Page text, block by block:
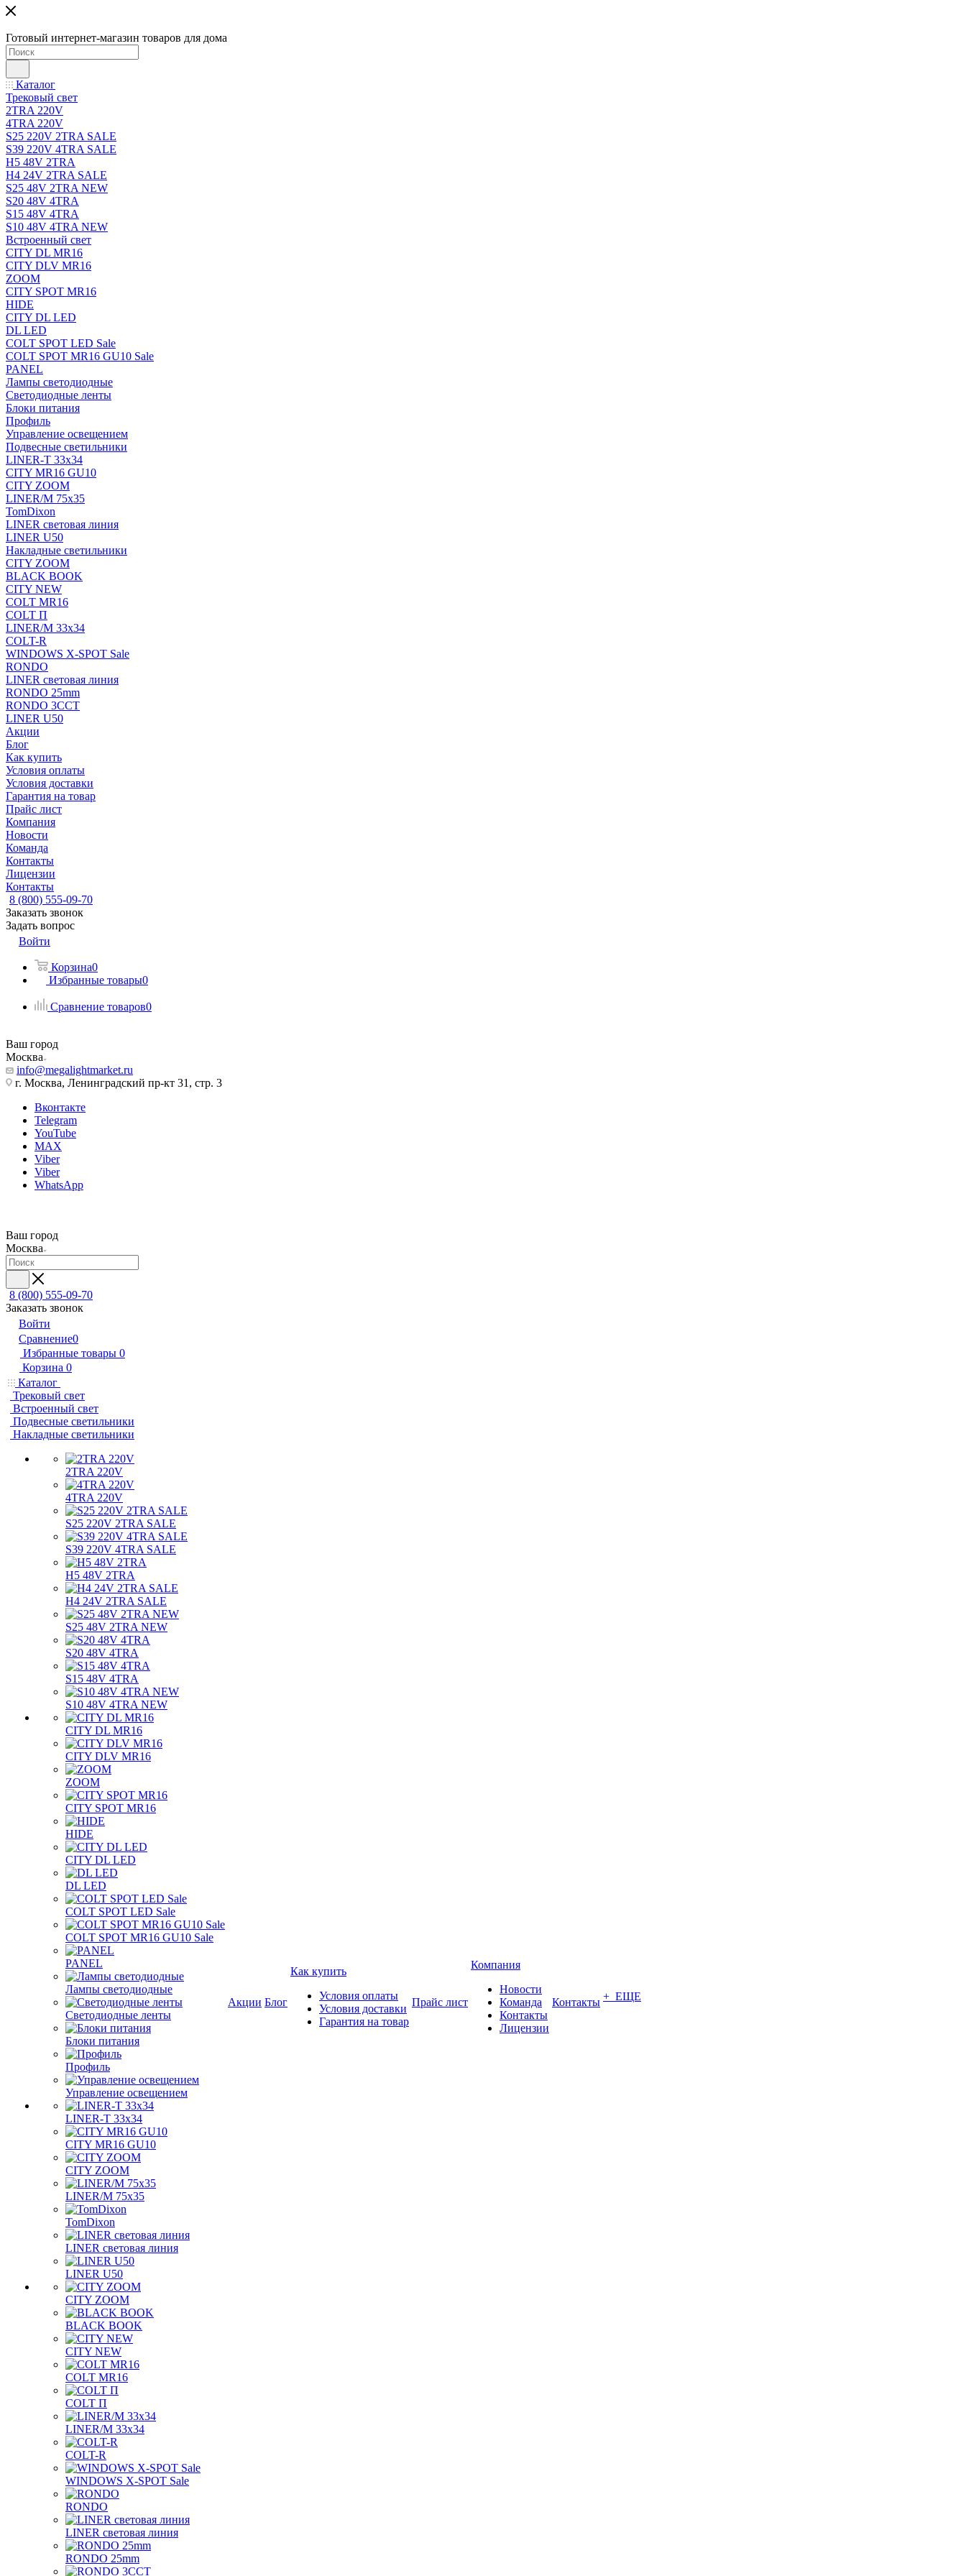
Готовый интернет-магазин товаров для дома
Каталог
Трековый свет
2TRA 220V
4TRA 220V
S25 220V 2TRA SALE
S39 220V 4TRA SALE
H5 48V 2TRA
H4 24V 2TRA SALE
S25 48V 2TRA NEW
S20 48V 4TRA
S15 48V 4TRA
S10 48V 4TRA NEW
Встроенный свет
CITY DL MR16
CITY DLV MR16
ZOOM
CITY SPOT MR16
HIDE
CITY DL LED
DL LED
COLT SPOT LED Sale
COLT SPOT MR16 GU10 Sale
PANEL
Лампы светодиодные
Светодиодные ленты
Блоки питания
Профиль
Управление освещением
Подвесные светильники
LINER-T 33x34
CITY MR16 GU10
CITY ZOOM
LINER/M 75х35
TomDixon
LINER световая линия
LINER U50
Накладные светильники
CITY ZOOM
BLACK BOOK
CITY NEW
COLT MR16
COLT П
LINER/М 33х34
COLT-R
WINDOWS X-SPOT Sale
RONDO
LINER световая линия
RONDO 25mm
RONDO 3CCT
LINER U50
Акции
Блог
Как купить
Условия оплаты
Условия доставки
Гарантия на товар
Прайс лист
Компания
Новости
Команда
Контакты
Лицензии
Контакты
8 (800) 555-09-70
Заказать звонок
Задать вопрос
Войти
Корзина0
Избранные товары0
Сравнение товаров0
Ваш город
Москва
info@megalightmarket.ru
г. Москва, Ленинградский пр-кт 31, стр. 3
Вконтакте
Telegram
YouTube
MAX
Viber
Viber
WhatsApp
Ваш город
Москва
8 (800) 555-09-70
Заказать звонок
Войти
Сравнение0
Избранные товары 0
Корзина 0
Каталог
Трековый свет
Встроенный свет
Подвесные светильники
Накладные светильники
2TRA 220V
4TRA 220V
S25 220V 2TRA SALE
S39 220V 4TRA SALE
H5 48V 2TRA
H4 24V 2TRA SALE
S25 48V 2TRA NEW
S20 48V 4TRA
S15 48V 4TRA
S10 48V 4TRA NEW
CITY DL MR16
CITY DLV MR16
ZOOM
CITY SPOT MR16
HIDE
CITY DL LED
DL LED
COLT SPOT LED Sale
COLT SPOT MR16 GU10 Sale
PANEL
Лампы светодиодные
Светодиодные ленты
Блоки питания
Профиль
Управление освещением
LINER-T 33x34
CITY MR16 GU10
CITY ZOOM
LINER/M 75х35
TomDixon
LINER световая линия
LINER U50
CITY ZOOM
BLACK BOOK
CITY NEW
COLT MR16
COLT П
LINER/М 33х34
COLT-R
WINDOWS X-SPOT Sale
RONDO
LINER световая линия
RONDO 25mm
Акции Блог
Как купить
Условия оплаты
Условия доставки
Гарантия на товар
Прайс лист
Компания
Новости
Команда
Контакты
Лицензии
Контакты + ЕЩЕ